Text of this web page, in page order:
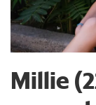
Millie